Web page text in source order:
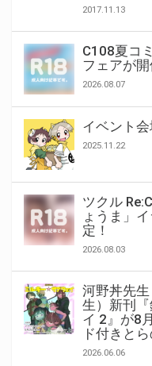
2017.11.13
C108夏コ
フェアが開
2026.08.07
イベント
2025.11.22
ツクル
ょうま」
定！
2026.08.03
河野丼先
生）新刊
イ 2』が8
ド付きと
2026.06.06